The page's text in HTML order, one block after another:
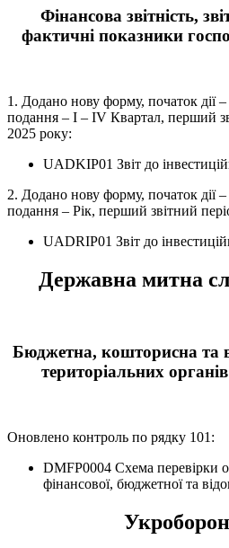
Фінансова звітність,
фактичні показники
1. Додано нову форму, початок дії
подання – І – IV Квартал, перший
2025 року:
UADKIP01 Звіт до
2. Додано нову форму, початок дії
подання – Рік, перший звітний
UADRIP01 Звіт до
Державна митна
Бюджетна, кошторисна та
територіальних
Оновлено контроль по рядку 101:
DMFP0004 Схема перевірки
фінансової, бюджетної та